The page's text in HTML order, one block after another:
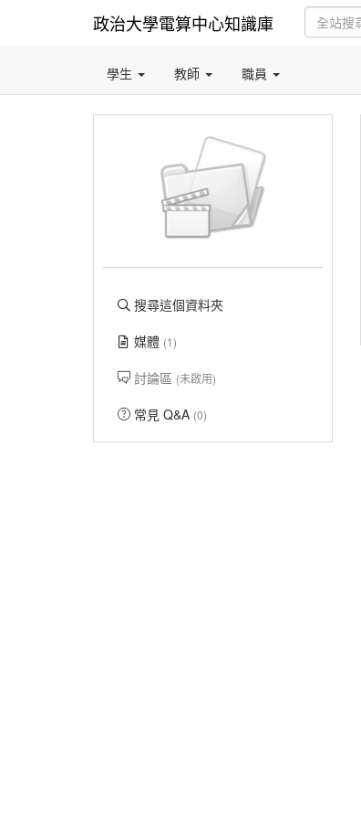
政治大學電算中心知識庫
學生 教師 職員
搜尋這個資料夾
媒體 (1)
討論區 (未啟用)
常見 Q&A (0)